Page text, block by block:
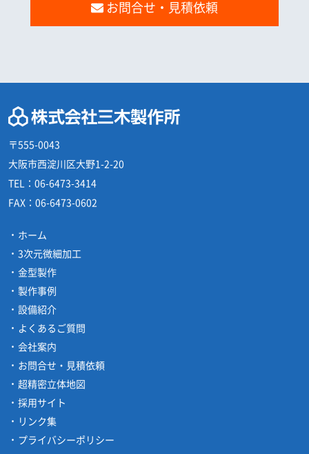
お問合せ・見積依頼
〒555-0043
大阪市西淀川区大野1-2-20
TEL： 06-6473-3414
FAX： 06-6473-0602
ホーム
3次元微細加工
金型製作
製作事例
設備紹介
よくあるご質問
会社案内
お問合せ・見積依頼
超精密立体地図
採用サイト
リンク集
プライバシーポリシー